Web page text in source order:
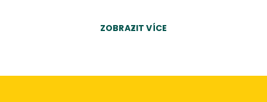
ZOBRAZIT VÍCE